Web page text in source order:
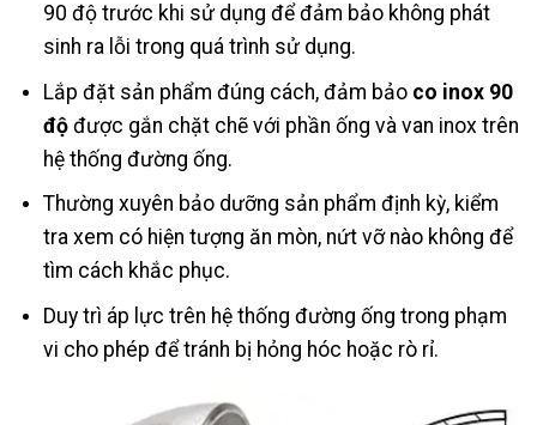
90 độ trước khi sử dụng để đảm bảo không phát
sinh ra lỗi trong quá trình sử dụng.
Lắp đặt sản phẩm đúng cách, đảm bảo co inox 90
độđược gắn chặt chẽ với phần ống và van inox trên
hệ thống đường ống.
Thường xuyên bảo dưỡng sản phẩm định kỳ, kiểm
tra xem có hiện tượng ăn mòn, nứt vỡ nào không để
tìm cách khắc phục.
Duy trì áp lực trên hệ thống đường ống trong phạm
vi cho phép để tránh bị hỏng hóc hoặc rò rỉ.